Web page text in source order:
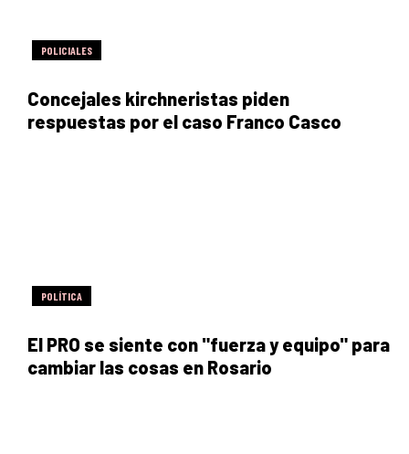
POLICIALES
Concejales kirchneristas piden
respuestas por el caso Franco Casco
POLÍTICA
El PRO se siente con "fuerza y equipo" para
cambiar las cosas en Rosario